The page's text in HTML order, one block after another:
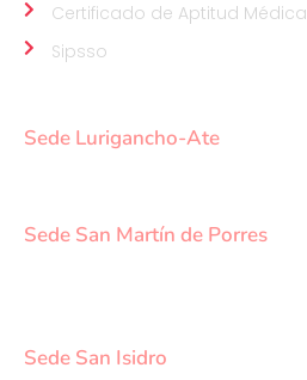
Sede Lurigancho-Ate
Sede San Martín de Porres
Sede San Isidro
Certificado de Aptitud Médica
Sipsso